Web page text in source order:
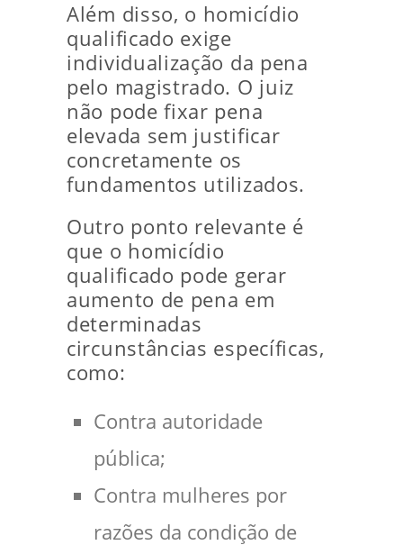
Além disso, o homicídio
qualificado exige
individualização da pena
pelo magistrado. O juiz
não pode fixar pena
elevada sem justificar
concretamente os
fundamentos utilizados.
Outro ponto relevante é
que o homicídio
qualificado pode gerar
aumento de pena em
determinadas
circunstâncias específicas,
como:
Contra autoridade
pública;
Contra mulheres por
razões da condição de